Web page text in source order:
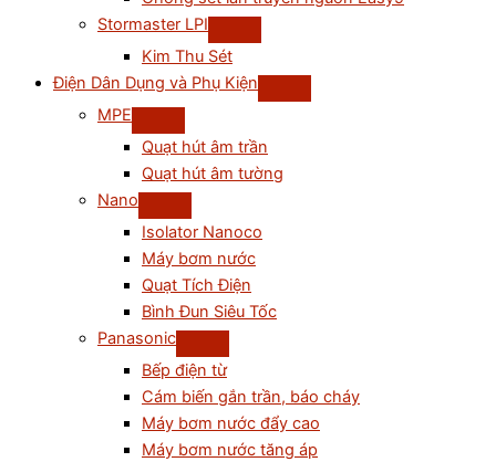
Stormaster LPI
Kim Thu Sét
Điện Dân Dụng và Phụ Kiện
MPE
Quạt hút âm trần
Quạt hút âm tường
Nano
Isolator Nanoco
Máy bơm nước
Quạt Tích Điện
Bình Đun Siêu Tốc
Panasonic
Bếp điện từ
Cám biến gắn trần, báo cháy
Máy bơm nước đẩy cao
Máy bơm nước tăng áp